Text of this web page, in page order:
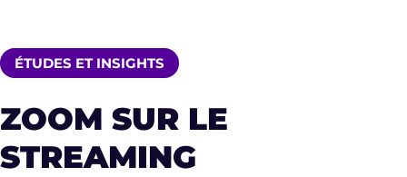
ÉTUDES ET INSIGHTS
ZOOM SUR LE
STREAMING